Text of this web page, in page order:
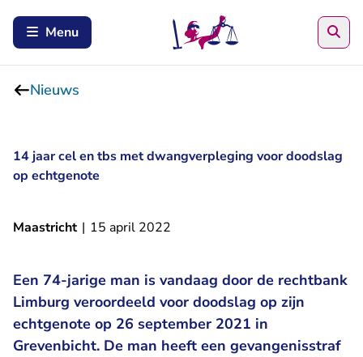
Menu
Nieuws
14 jaar cel en tbs met dwangverpleging voor doodslag
op echtgenote
Maastricht | 15 april 2022
Een 74-jarige man is vandaag door de rechtbank
Limburg veroordeeld voor doodslag op zijn
echtgenote op 26 september 2021 in
Grevenbicht. De man heeft een gevangenisstraf